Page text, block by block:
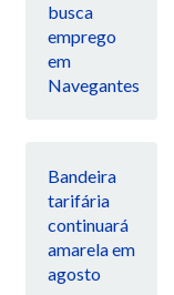
busca
emprego
em
Navegantes
Bandeira
tarifária
continuará
amarela em
agosto